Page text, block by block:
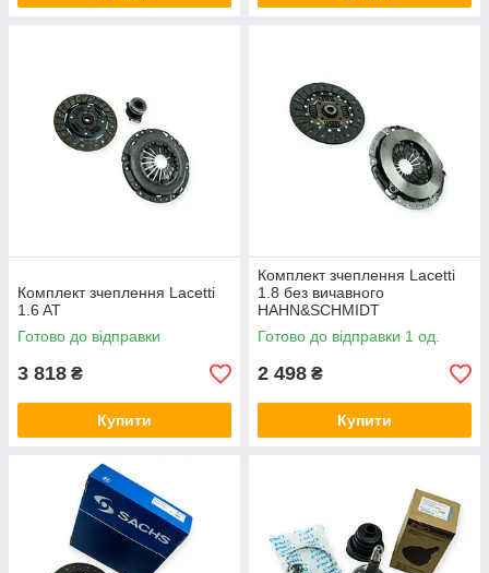
Комплект зчеплення Lacetti
1.6 AT
Готово до відправки
3 818 ₴
Купити
Комплект зчеплення Lacetti
1.8 без вичавного
HAHN&SCHMIDT
Готово до відправки 1 од.
2 498 ₴
Купити